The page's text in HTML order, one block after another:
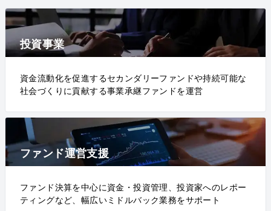
投資事業
資金流動化を促進するセカンダリーファンドや持続可能な
社会づくりに貢献する事業承継ファンドを運営
ファンド運営支援
ファンド決算を中心に資金・投資管理、投資家へのレポー
ティングなど、幅広いミドルバック業務をサポート